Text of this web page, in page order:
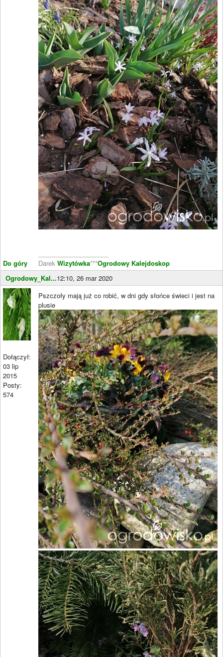
Do góry
Darek Wizytówka***Ogrodowy Kalejdoskop
Ogrodowy_Kal...12:10, 26 mar 2020
Dołączył:
03 lip
2015
Posty:
574
Pszczoły mają już co robić, w dni gdy słońce świeci i jest na
plusie